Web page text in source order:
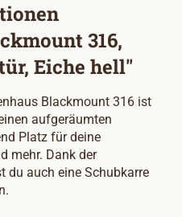
316,
Eiche hell"
Blackmount 316 ist
aufgeräumten
Platz für deine
mehr. Dank der
du auch eine Schubkarre